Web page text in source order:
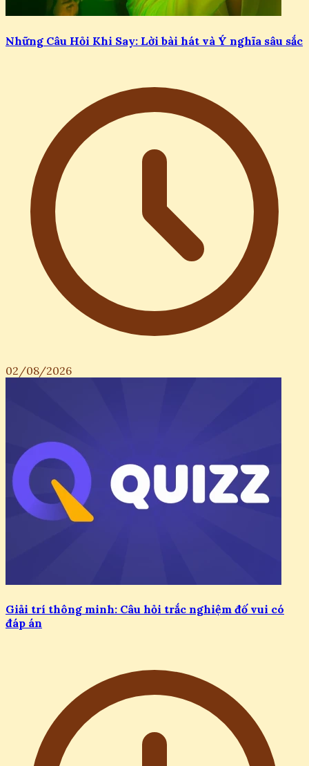
Những Câu Hỏi Khi Say: Lời bài hát và Ý nghĩa sâu sắc
02/08/2026
Giải trí thông minh: Câu hỏi trắc nghiệm đố vui có
đáp án